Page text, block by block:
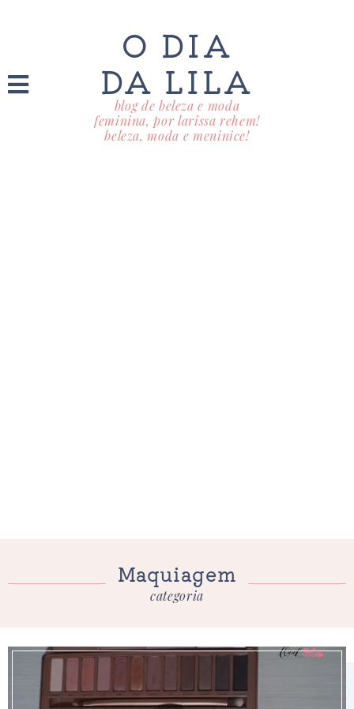
O DIA
DA LILA
blog de beleza e moda
feminina, por larissa rehem!
beleza, moda e meninice!
Maquiagem
categoria